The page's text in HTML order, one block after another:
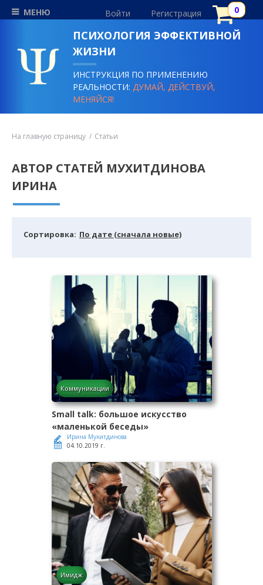
МЕНЮ Войти Регистрация
ПСИХОЛОГИЯ ЭФФЕКТИВНОЙ
ЖИЗНИ
ИНСТРУКЦИЯ ПО ПРИМЕНЕНИЮ
РЕАЛЬНОСТИ:ДУМАЙ, ДЕЙСТВУЙ,
МЕНЯЙСЯ!
На главную страницу Статьи
АВТОР СТАТЕЙ МУХИТДИНОВА
ИРИНА
Cортировка: По дате (сначала новые)
Коммуникации
Small talk: большое искусство
«маленькой беседы»
Ирина Мухитдинова
04.10.2019 г.
Имидж